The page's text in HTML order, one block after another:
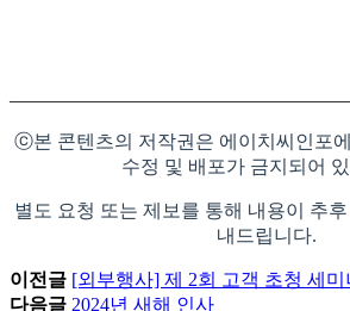
ⓒ본 콘텐츠의 저작권은 에이치씨인포
수정 및 배포가 금지되어
별도 요청 또는 제보를 통해 내용이 추
내드립니다.
이전글 [외부행사] 제 2회 고객 초청 세미
다음글 2024년 새해 인사